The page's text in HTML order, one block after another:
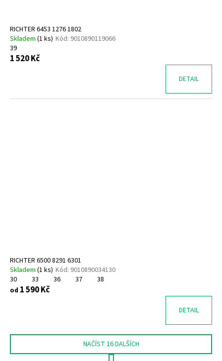
RICHTER 6453 1276 1802
Skladem (1 ks) Kód: 9010890119066
39
1 520 Kč
DETAIL
RICHTER 6500 8291 6301
Skladem (1 ks) Kód: 9010890034130
30
33 36 37 38
od 1 590 Kč
DETAIL
NAČÍST 16 DALŠÍCH
S